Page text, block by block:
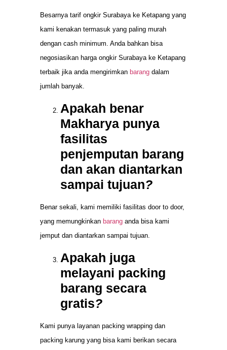
Besarnya tarif ongkir Surabaya ke Ketapang yang
kami kenakan termasuk yang paling murah
dengan cash minimum. Anda bahkan bisa
negosiasikan harga ongkir Surabaya ke Ketapang
terbaik jika anda mengirimkan barang dalam
jumlah banyak.
Apakah benar
Makharya punya
fasilitas
penjemputan barang
dan akan diantarkan
sampai tujuan?
Benar sekali, kami memiliki fasilitas door to door,
yang memungkinkan barang anda bisa kami
jemput dan diantarkan sampai tujuan.
Apakah juga
melayani packing
barang secara
gratis?
Kami punya layanan packing wrapping dan
packing karung yang bisa kami berikan secara